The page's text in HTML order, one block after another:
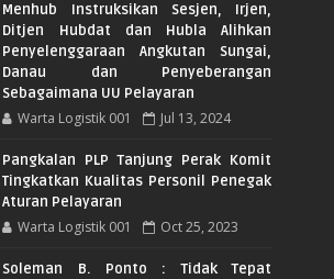
Menhub Instruksikan Sesjen, Irjen,
Ditjen Hubdat dan Hubla Alihkan
Penyelenggaraan Angkutan Sungai,
Danau dan Penyeberangan
Sebagaimana UU Pelayaran
Warta Logistik 001 Jul 13, 2024
Pangkalan PLP Tanjung Perak Komit
Tingkatkan Kualitas Personil Penegak
Aturan Pelayaran
Warta Logistik 001 Oct 25, 2023
Soleman B. Ponto : Tidak Tepat